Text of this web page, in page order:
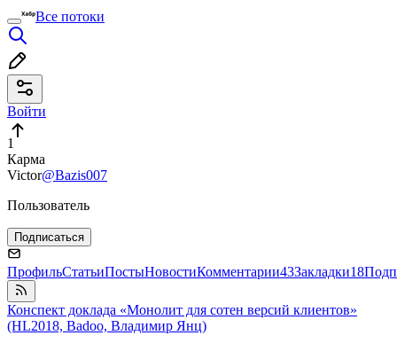
Все потоки
Войти
1
Карма
Victor@Bazis007
Пользователь
Подписаться
ПрофильСтатьиПостыНовостиКомментарии43Закладки18
Конспект доклада «Монолит для сотен версий клиентов»
(HL2018, Badoo, Владимир Янц)